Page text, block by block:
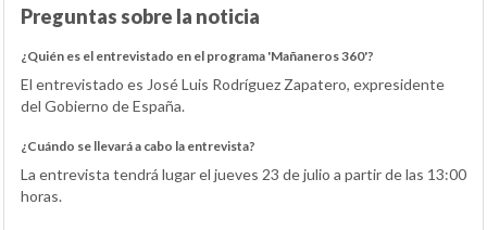
Preguntas sobre la noticia
¿Quién es el entrevistado en el programa 'Mañaneros 360'?
El entrevistado es José Luis Rodríguez Zapatero, expresidente
del Gobierno de España.
¿Cuándo se llevará a cabo la entrevista?
La entrevista tendrá lugar el jueves 23 de julio a partir de las 13:00
horas.